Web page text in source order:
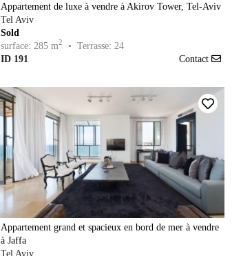
Appartement de luxe à vendre à Akirov Tower, Tel-Aviv
Tel Aviv
Sold
surface: 285 m2
• Terrasse: 24
ID 191
Contact
Appartement grand et spacieux en bord de mer à vendre
à Jaffa
Tel Aviv